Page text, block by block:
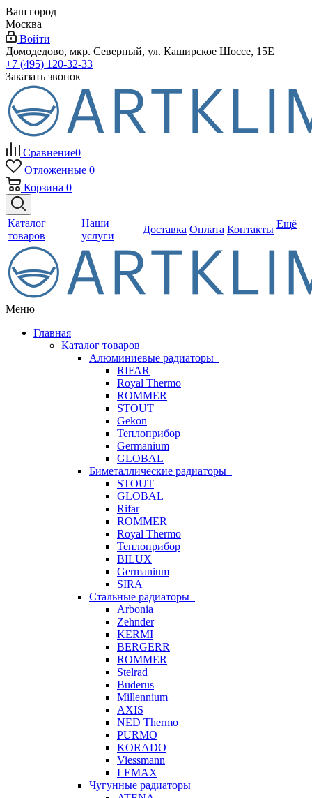
Ваш город
Москва
Войти
Домодедово, мкр. Северный, ул. Каширское Шоссе, 15Е
+7 (495) 120-32-33
Заказать звонок
Сравнение0
Отложенные 0
Корзина 0
Каталог
товаров
Наши
услуги
Доставка Оплата Контакты Ещё
Меню
Главная
Каталог товаров
Алюминиевые радиаторы
RIFAR
Royal Thermo
ROMMER
STOUT
Gekon
Теплоприбор
Germanium
GLOBAL
Биметаллические радиаторы
STOUT
GLOBAL
Rifar
ROMMER
Royal Thermo
Теплоприбор
BILUX
Germanium
SIRA
Стальные радиаторы
Arbonia
Zehnder
KERMI
BERGERR
ROMMER
Stelrad
Buderus
Millennium
AXIS
NED Thermo
PURMO
KORADO
Viessmann
LEMAX
Чугунные радиаторы